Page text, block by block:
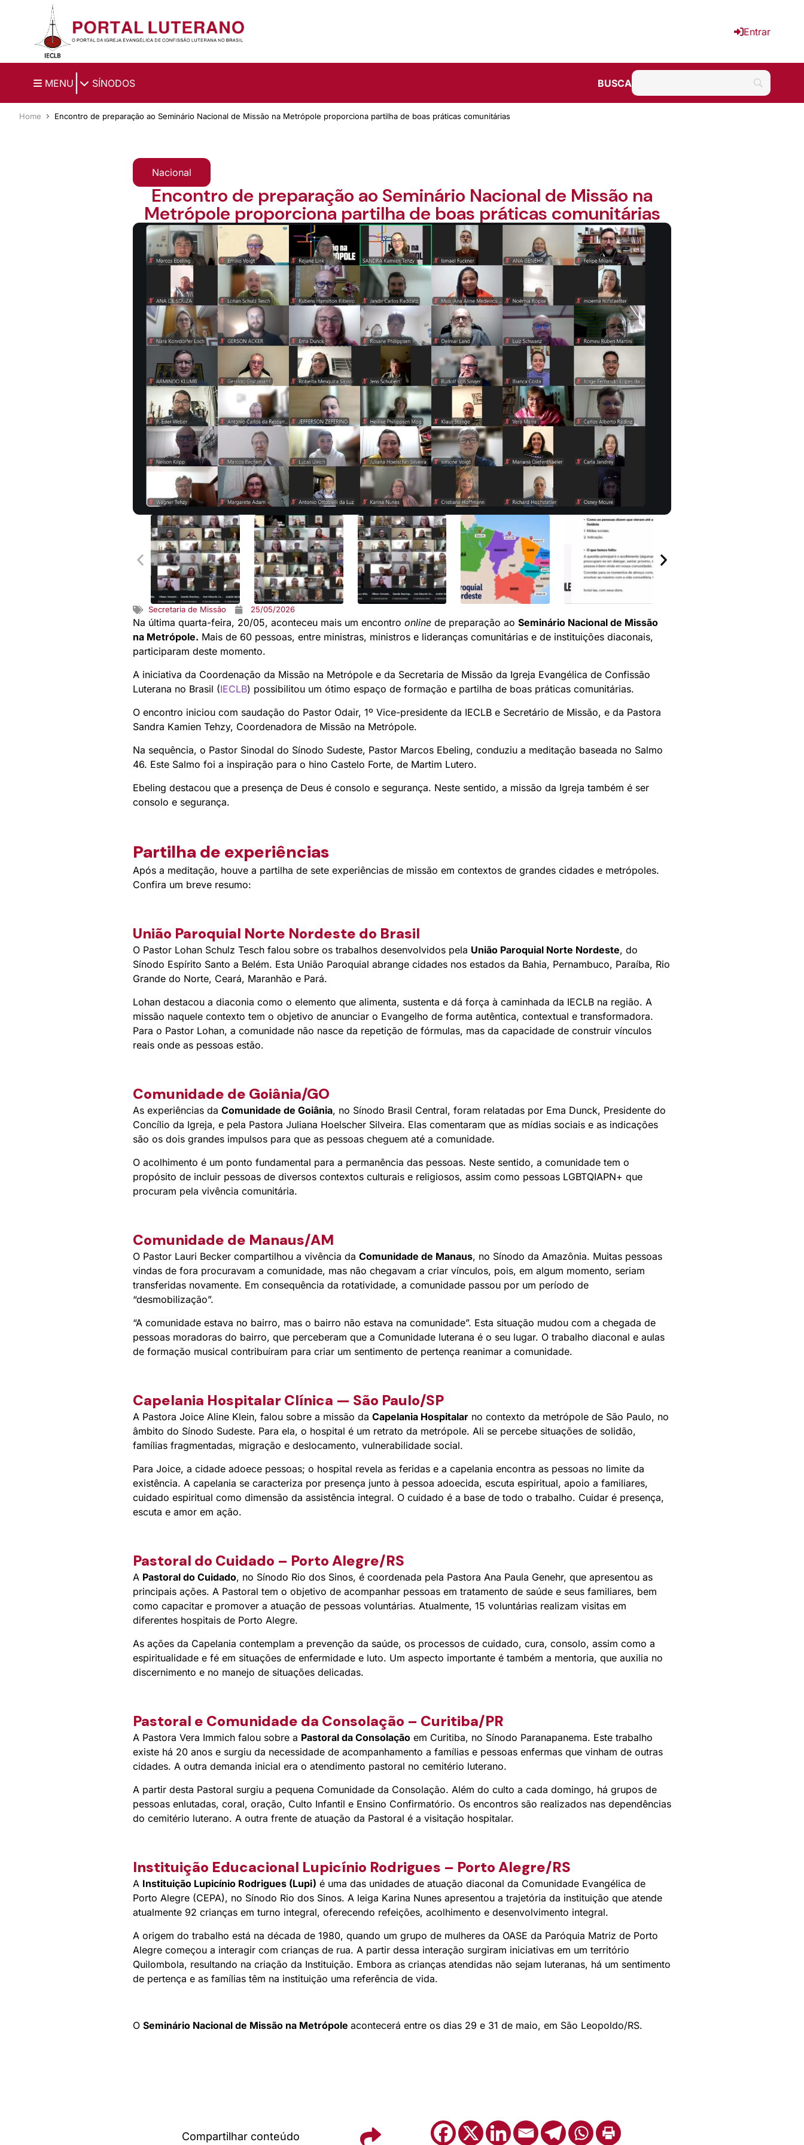
Ir para o conteúdo principal
Entrar
MENU SÍNODOS BUSCA
Home Encontro de preparação ao Seminário Nacional de Missão na Metrópole proporciona partilha de boas práticas comunitárias
Nacional
Encontro de preparação ao Seminário Nacional de Missão na
Metrópole proporciona partilha de boas práticas comunitárias
Secretaria de Missão 25/05/2026
Na última quarta-feira, 20/05, aconteceu mais um encontro online de preparação ao Seminário Nacional de Missão
na Metrópole. Mais de 60 pessoas, entre ministras, ministros e lideranças comunitárias e de instituições diaconais,
participaram deste momento.
A iniciativa da Coordenação da Missão na Metrópole e da Secretaria de Missão da Igreja Evangélica de Confissão
Luterana no Brasil (IECLB) possibilitou um ótimo espaço de formação e partilha de boas práticas comunitárias.
O encontro iniciou com saudação do Pastor Odair, 1º Vice-presidente da IECLB e Secretário de Missão, e da Pastora
Sandra Kamien Tehzy, Coordenadora de Missão na Metrópole.
Na sequência, o Pastor Sinodal do Sínodo Sudeste, Pastor Marcos Ebeling, conduziu a meditação baseada no Salmo
46. Este Salmo foi a inspiração para o hino Castelo Forte, de Martim Lutero.
Ebeling destacou que a presença de Deus é consolo e segurança. Neste sentido, a missão da Igreja também é ser
consolo e segurança.
Partilha de experiências
Após a meditação, houve a partilha de sete experiências de missão em contextos de grandes cidades e metrópoles.
Confira um breve resumo:
União Paroquial Norte Nordeste do Brasil
O Pastor Lohan Schulz Tesch falou sobre os trabalhos desenvolvidos pela União Paroquial Norte Nordeste, do
Sínodo Espírito Santo a Belém. Esta União Paroquial abrange cidades nos estados da Bahia, Pernambuco, Paraíba, Rio
Grande do Norte, Ceará, Maranhão e Pará.
Lohan destacou a diaconia como o elemento que alimenta, sustenta e dá força à caminhada da IECLB na região. A
missão naquele contexto tem o objetivo de anunciar o Evangelho de forma autêntica, contextual e transformadora.
Para o Pastor Lohan, a comunidade não nasce da repetição de fórmulas, mas da capacidade de construir vínculos
reais onde as pessoas estão.
Comunidade de Goiânia/GO
As experiências da Comunidade de Goiânia, no Sínodo Brasil Central, foram relatadas por Ema Dunck, Presidente do
Concílio da Igreja, e pela Pastora Juliana Hoelscher Silveira. Elas comentaram que as mídias sociais e as indicações
são os dois grandes impulsos para que as pessoas cheguem até a comunidade.
O acolhimento é um ponto fundamental para a permanência das pessoas. Neste sentido, a comunidade tem o
propósito de incluir pessoas de diversos contextos culturais e religiosos, assim como pessoas LGBTQIAPN+ que
procuram pela vivência comunitária.
Comunidade de Manaus/AM
O Pastor Lauri Becker compartilhou a vivência da Comunidade de Manaus, no Sínodo da Amazônia. Muitas pessoas
vindas de fora procuravam a comunidade, mas não chegavam a criar vínculos, pois, em algum momento, seriam
transferidas novamente. Em consequência da rotatividade, a comunidade passou por um período de
“desmobilização”.
“A comunidade estava no bairro, mas o bairro não estava na comunidade”. Esta situação mudou com a chegada de
pessoas moradoras do bairro, que perceberam que a Comunidade luterana é o seu lugar. O trabalho diaconal e aulas
de formação musical contribuíram para criar um sentimento de pertença reanimar a comunidade.
Capelania Hospitalar Clínica — São Paulo/SP
A Pastora Joice Aline Klein, falou sobre a missão da Capelania Hospitalar no contexto da metrópole de São Paulo, no
âmbito do Sínodo Sudeste. Para ela, o hospital é um retrato da metrópole. Ali se percebe situações de solidão,
famílias fragmentadas, migração e deslocamento, vulnerabilidade social.
Para Joice, a cidade adoece pessoas; o hospital revela as feridas e a capelania encontra as pessoas no limite da
existência. A capelania se caracteriza por presença junto à pessoa adoecida, escuta espiritual, apoio a familiares,
cuidado espiritual como dimensão da assistência integral. O cuidado é a base de todo o trabalho. Cuidar é presença,
escuta e amor em ação.
Pastoral do Cuidado – Porto Alegre/RS
A Pastoral do Cuidado, no Sínodo Rio dos Sinos, é coordenada pela Pastora Ana Paula Genehr, que apresentou as
principais ações. A Pastoral tem o objetivo de acompanhar pessoas em tratamento de saúde e seus familiares, bem
como capacitar e promover a atuação de pessoas voluntárias. Atualmente, 15 voluntárias realizam visitas em
diferentes hospitais de Porto Alegre.
As ações da Capelania contemplam a prevenção da saúde, os processos de cuidado, cura, consolo, assim como a
espiritualidade e fé em situações de enfermidade e luto. Um aspecto importante é também a mentoria, que auxilia no
discernimento e no manejo de situações delicadas.
Pastoral e Comunidade da Consolação – Curitiba/PR
A Pastora Vera Immich falou sobre a Pastoral da Consolação em Curitiba, no Sínodo Paranapanema. Este trabalho
existe há 20 anos e surgiu da necessidade de acompanhamento a famílias e pessoas enfermas que vinham de outras
cidades. A outra demanda inicial era o atendimento pastoral no cemitério luterano.
A partir desta Pastoral surgiu a pequena Comunidade da Consolação. Além do culto a cada domingo, há grupos de
pessoas enlutadas, coral, oração, Culto Infantil e Ensino Confirmatório. Os encontros são realizados nas dependências
do cemitério luterano. A outra frente de atuação da Pastoral é a visitação hospitalar.
Instituição Educacional Lupicínio Rodrigues – Porto Alegre/RS
A Instituição Lupicínio Rodrigues (Lupi) é uma das unidades de atuação diaconal da Comunidade Evangélica de
Porto Alegre (CEPA), no Sínodo Rio dos Sinos. A leiga Karina Nunes apresentou a trajetória da instituição que atende
atualmente 92 crianças em turno integral, oferecendo refeições, acolhimento e desenvolvimento integral.
A origem do trabalho está na década de 1980, quando um grupo de mulheres da OASE da Paróquia Matriz de Porto
Alegre começou a interagir com crianças de rua. A partir dessa interação surgiram iniciativas em um território
Quilombola, resultando na criação da Instituição. Embora as crianças atendidas não sejam luteranas, há um sentimento
de pertença e as famílias têm na instituição uma referência de vida.
O Seminário Nacional de Missão na Metrópole acontecerá entre os dias 29 e 31 de maio, em São Leopoldo/RS.
Compartilhar conteúdo